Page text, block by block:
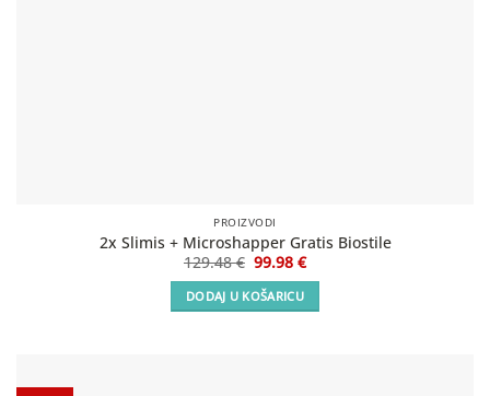
PROIZVODI
2x Slimis + Microshapper Gratis Biostile
129.48€ Izvorna
cijena
bila
je:
129.48 €.
99.98€Trenutna
cijena
DODAJ U KOŠARICU